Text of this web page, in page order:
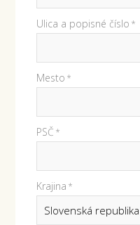
Ulica a popisné číslo *
Mesto *
PSČ *
Krajina *